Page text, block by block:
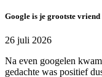
Google is je grootste vriend
26 juli 2026
Na even googelen
gedachte was positief